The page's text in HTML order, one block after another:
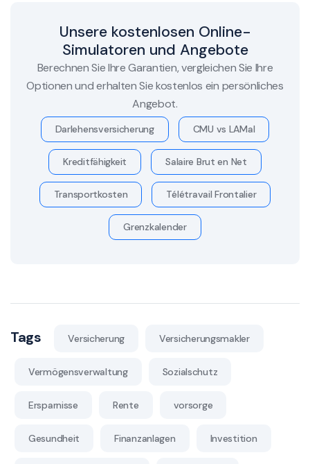
Unsere kostenlosen Online-
Simulatoren und Angebote
Berechnen Sie Ihre Garantien, vergleichen Sie Ihre
Optionen und erhalten Sie kostenlos ein persönliches
Angebot.
Darlehensversicherung CMU vs LAMal
Kreditfähigkeit Salaire Brut en Net
Transportkosten Télétravail Frontalier
Grenzkalender
Tags Versicherung Versicherungsmakler
Vermögensverwaltung Sozialschutz
Ersparnisse Rente vorsorge
Gesundheit Finanzanlagen Investition